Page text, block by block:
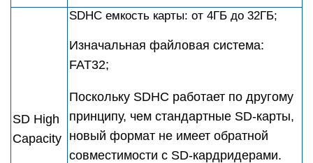
SD High
Capacity
SDHC емкость карты: от 4ГБ до 32ГБ;
Изначальная файловая система:
FAT32;
Поскольку SDHC работает по другому
принципу, чем стандартные SD-карты,
новый формат не имеет обратной
совместимости с SD-кардридерами.